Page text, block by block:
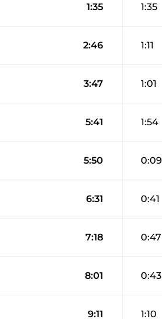
1:35 1:35
2:46 1:11
3:47 1:01
5:41 1:54
5:50 0:09
6:31 0:41
7:18 0:47
8:01 0:43
9:11 1:10